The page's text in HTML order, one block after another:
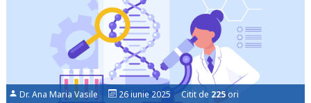
Dr. Ana Maria Vasile 26 iunie 2025 Citit de 225ori